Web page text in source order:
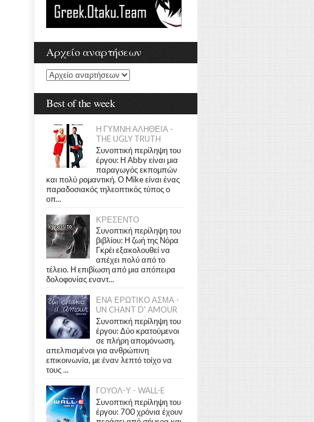
Αρχείο αναρτήσεων
Best of the week
Η ΓΥΜΝΗ ΑΛΗΘΕΙΑ -
THE UGLY TRUTH
Συνοπτική περίληψη του
έργου: Η Abby είναι μια
παραγωγός εκπομπών
και πολύ ρομαντική. Ο Mike είναι ένας
παραδοσιακός τηλεοπτικός τύπος ο
οπ...
ΚΡΕΣΕΝΤΟ
Συνοπτική περίληψη του
βιβλίου: Η ζωή της Νόρα
Γκρέι εξακολουθεί να
απέχει πολύ από το
τέλειο. Η επιβίωση από μια απόπειρα
δολοφονίας εναντ...
ΕΝΑ ΕΡΩΤΙΚΟ ΑΣΜΑ -
UN CHANT D' AMOUR
Συνοπτική περίληψη του
έργου: Δύο κρατούμενοι
σε πλήρη απομόνωση,
απελπισμένοι για ανθρώπινη
επικοινωνία, με έναν λεπτό τοίχο να
τους ...
ΓΟΥΟΛ-Υ - WALL-E
Συνοπτική περίληψη του
έργου: 700 χρόνια έχουν